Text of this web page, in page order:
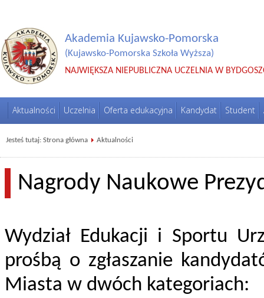
Akademia Kujawsko-Pomorska
(Kujawsko-Pomorska Szkoła Wyższa)
NAJWIĘKSZA NIEPUBLICZNA UCZELNIA W
Aktualności Uczelnia Oferta edukacyjna Kandydat Student
Jesteś tutaj: Strona główna Aktualności
Nagrody Naukowe
Wydział Edukacji i Sportu
prośbą o zgłaszanie
Miasta w dwóch kategoriach: